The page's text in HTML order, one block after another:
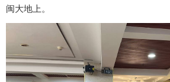
闽大地上。